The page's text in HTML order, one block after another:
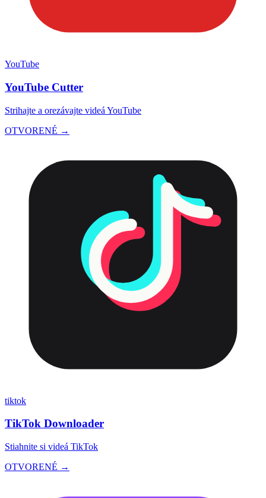
YouTube
YouTube Cutter
Strihajte a orezávajte videá YouTube
OTVORENÉ →
tiktok
TikTok Downloader
Stiahnite si videá TikTok
OTVORENÉ →